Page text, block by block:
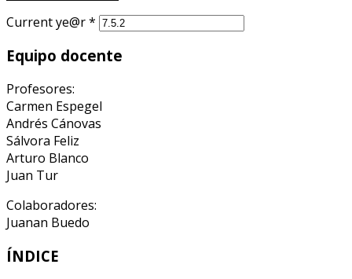
Current ye@r*
Equipo docente
Profesores:
Carmen Espegel
Andrés Cánovas
Sálvora Feliz
Arturo Blanco
Juan Tur
Colaboradores:
Juanan Buedo
ÍNDICE